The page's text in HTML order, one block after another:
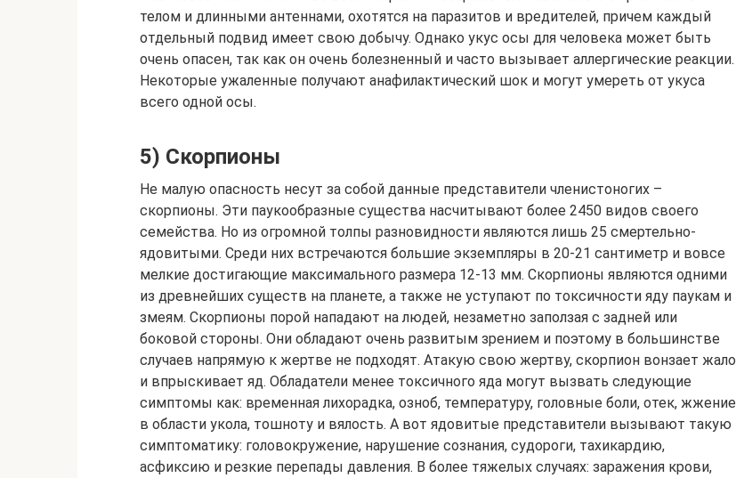
телом и длинными антеннами, охотятся на паразитов и вредителей, причем каждый
отдельный подвид имеет свою добычу. Однако укус осы для человека может быть
очень опасен, так как он очень болезненный и часто вызывает аллергические реакции.
Некоторые ужаленные получают анафилактический шок и могут умереть от укуса
всего одной осы.
5) Скорпионы
Не малую опасность несут за собой данные представители членистоногих –
скорпионы. Эти паукообразные существа насчитывают более 2450 видов своего
семейства. Но из огромной толпы разновидности являются лишь 25 смертельно-
ядовитыми. Среди них встречаются большие экземпляры в 20-21 сантиметр и вовсе
мелкие достигающие максимального размера 12-13 мм. Скорпионы являются одними
из древнейших существ на планете, а также не уступают по токсичности яду паукам и
змеям. Скорпионы порой нападают на людей, незаметно заползая с задней или
боковой стороны. Они обладают очень развитым зрением и поэтому в большинстве
случаев напрямую к жертве не подходят. Атакую свою жертву, скорпион вонзает жало
и впрыскивает яд. Обладатели менее токсичного яда могут вызвать следующие
симптомы как: временная лихорадка, озноб, температуру, головные боли, отек, жжение
в области укола, тошноту и вялость. А вот ядовитые представители вызывают такую
симптоматику: головокружение, нарушение сознания, судороги, тахикардию,
асфиксию и резкие перепады давления. В более тяжелых случаях: заражения крови,